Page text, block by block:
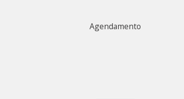
Agendamento